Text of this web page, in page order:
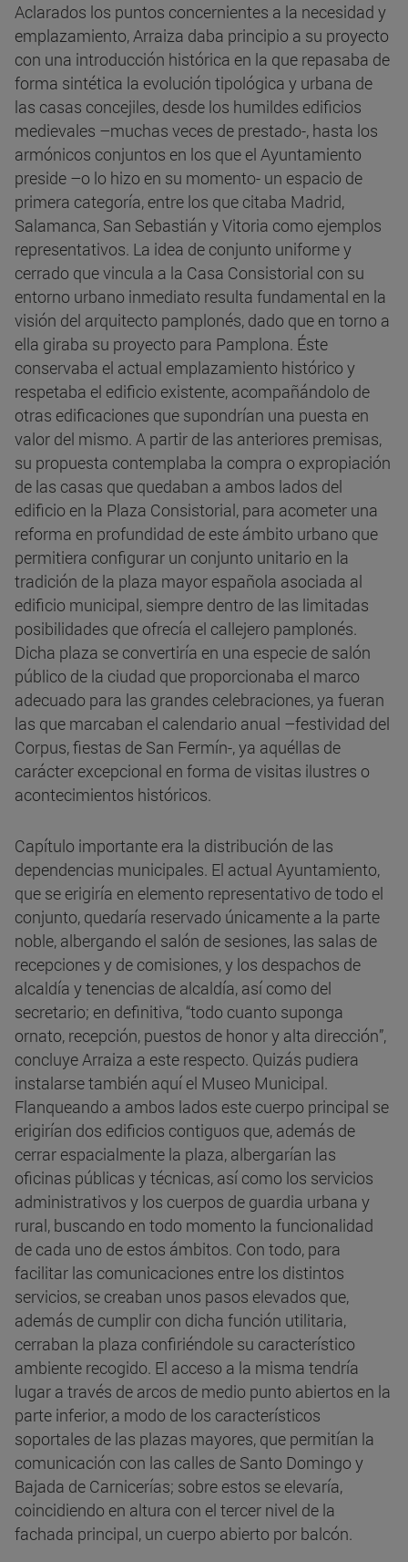
Aclarados los puntos concernientes a la necesidad y
emplazamiento, Arraiza daba principio a su proyecto
con una introducción histórica en la que repasaba de
forma sintética la evolución tipológica y urbana de
las casas concejiles, desde los humildes edificios
medievales –muchas veces de prestado-, hasta los
armónicos conjuntos en los que el Ayuntamiento
preside –o lo hizo en su momento- un espacio de
primera categoría, entre los que citaba Madrid,
Salamanca, San Sebastián y Vitoria como ejemplos
representativos. La idea de conjunto uniforme y
cerrado que vincula a la Casa Consistorial con su
entorno urbano inmediato resulta fundamental en la
visión del arquitecto pamplonés, dado que en torno a
ella giraba su proyecto para Pamplona. Éste
conservaba el actual emplazamiento histórico y
respetaba el edificio existente, acompañándolo de
otras edificaciones que supondrían una puesta en
valor del mismo. A partir de las anteriores premisas,
su propuesta contemplaba la compra o expropiación
de las casas que quedaban a ambos lados del
edificio en la Plaza Consistorial, para acometer una
reforma en profundidad de este ámbito urbano que
permitiera configurar un conjunto unitario en la
tradición de la plaza mayor española asociada al
edificio municipal, siempre dentro de las limitadas
posibilidades que ofrecía el callejero pamplonés.
Dicha plaza se convertiría en una especie de salón
público de la ciudad que proporcionaba el marco
adecuado para las grandes celebraciones, ya fueran
las que marcaban el calendario anual –festividad del
Corpus, fiestas de San Fermín-, ya aquéllas de
carácter excepcional en forma de visitas ilustres o
acontecimientos históricos.
Capítulo importante era la distribución de las
dependencias municipales. El actual Ayuntamiento,
que se erigiría en elemento representativo de todo el
conjunto, quedaría reservado únicamente a la parte
noble, albergando el salón de sesiones, las salas de
recepciones y de comisiones, y los despachos de
alcaldía y tenencias de alcaldía, así como del
secretario; en definitiva, “todo cuanto suponga
ornato, recepción, puestos de honor y alta dirección”,
concluye Arraiza a este respecto. Quizás pudiera
instalarse también aquí el Museo Municipal.
Flanqueando a ambos lados este cuerpo principal se
erigirían dos edificios contiguos que, además de
cerrar espacialmente la plaza, albergarían las
oficinas públicas y técnicas, así como los servicios
administrativos y los cuerpos de guardia urbana y
rural, buscando en todo momento la funcionalidad
de cada uno de estos ámbitos. Con todo, para
facilitar las comunicaciones entre los distintos
servicios, se creaban unos pasos elevados que,
además de cumplir con dicha función utilitaria,
cerraban la plaza confiriéndole su característico
ambiente recogido. El acceso a la misma tendría
lugar a través de arcos de medio punto abiertos en la
parte inferior, a modo de los característicos
soportales de las plazas mayores, que permitían la
comunicación con las calles de Santo Domingo y
Bajada de Carnicerías; sobre estos se elevaría,
coincidiendo en altura con el tercer nivel de la
fachada principal, un cuerpo abierto por balcón.